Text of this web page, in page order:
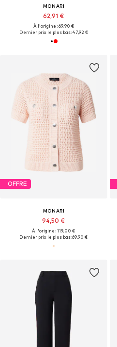
MONARI
62,91 €
À l'origine : 69,90 €
Dernier prix le plus bas :47,92 €
OFFRE
MONARI
94,50 €
À l'origine : 119,00 €
Dernier prix le plus bas :69,90 €